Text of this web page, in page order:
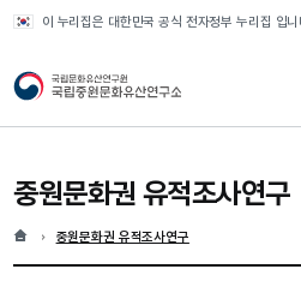
이 누리집은 대한민국 공식 전자정부 누리집 입
국가유산청 국립중원문화유
중원문화권 유적조사연구
홈 현재 위치
중원문화권 유적조사연구